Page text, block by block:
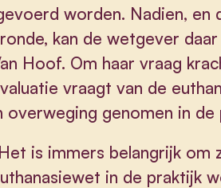
worden. Nadien, en
kan de wetgever
Hoof. Om haar vraag
vraagt van de
overweging genomen in
is immers belangrijk
in de praktijk